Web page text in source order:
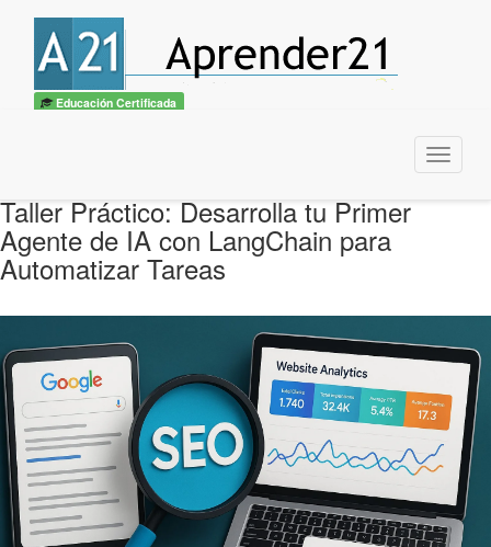
Educación Certificada
Menu
Taller Práctico: Desarrolla tu Primer
Agente de IA con LangChain para
Automatizar Tareas